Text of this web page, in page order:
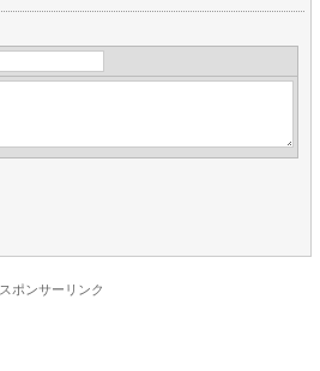
スポンサーリンク